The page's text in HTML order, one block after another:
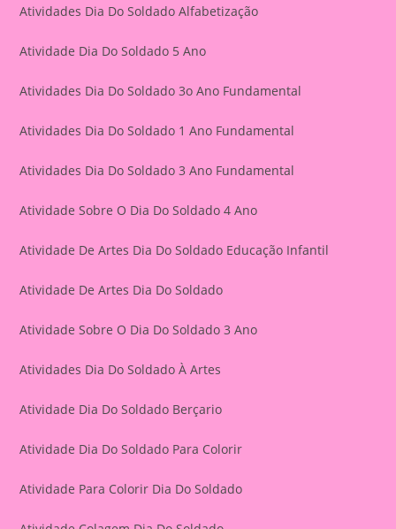
Atividades Dia Do Soldado Alfabetização
Atividade Dia Do Soldado 5 Ano
Atividades Dia Do Soldado 3o Ano Fundamental
Atividades Dia Do Soldado 1 Ano Fundamental
Atividades Dia Do Soldado 3 Ano Fundamental
Atividade Sobre O Dia Do Soldado 4 Ano
Atividade De Artes Dia Do Soldado Educação Infantil
Atividade De Artes Dia Do Soldado
Atividade Sobre O Dia Do Soldado 3 Ano
Atividades Dia Do Soldado À Artes
Atividade Dia Do Soldado Berçario
Atividade Dia Do Soldado Para Colorir
Atividade Para Colorir Dia Do Soldado